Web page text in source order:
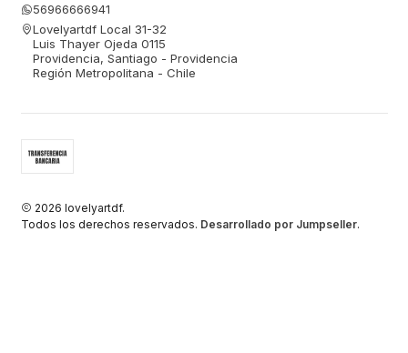
56966666941
Lovelyartdf Local 31-32
Luis Thayer Ojeda 0115
Providencia, Santiago - Providencia
Región Metropolitana - Chile
2026 lovelyartdf.
Todos los derechos reservados. Desarrollado por Jumpseller.